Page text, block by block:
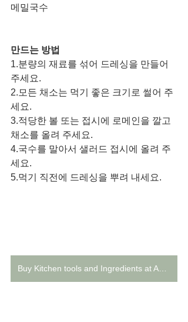
메밀국수
만드는 방법
1.분량의 재료를 섞어 드레싱을 만들어
주세요.
2.모든 채소는 먹기 좋은 크기로 썰어 주
세요.
3.적당한 볼 또는 접시에 로메인을 깔고
채소를 올려 주세요.
4.국수를 말아서 샐러드 접시에 올려 주
세요.
5.먹기 직전에 드레싱을 뿌려 내세요.
Buy Kitchen tools and Ingredients at Amazon